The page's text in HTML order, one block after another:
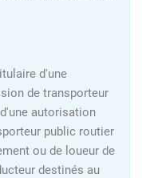
d'une
de transporteur
autorisation
public routier
ou de loueur de
destinés au